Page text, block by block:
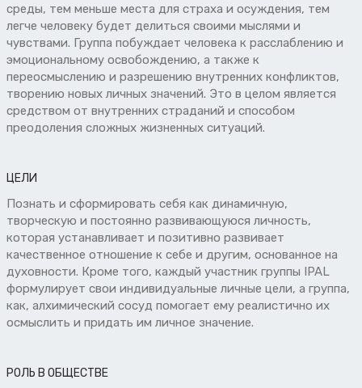
среды, тем меньше места для страха и осуждения, тем
легче человеку будет делиться своими мыслями и
чувствами. Группа побуждает человека к расслаблению и
эмоциональному освобождению, а также к
переосмыслению и разрешению внутренних конфликтов,
творению новых личных значений. Это в целом является
средством от внутренних страданий и способом
преодоления сложных жизненных ситуаций.
ЦЕЛИ
Познать и сформировать себя как динамичную,
творческую и постоянно развивающуюся личность,
которая устанавливает и позитивно развивает
качественное отношение к себе и другим, основанное на
духовности. Кроме того, каждый участник группы IPAL
формулирует свои индивидуальные личные цели, а группа,
как, алхимический сосуд помогает ему реалистично их
осмыслить и придать им личное значение.
РОЛЬ В ОБЩЕСТВЕ